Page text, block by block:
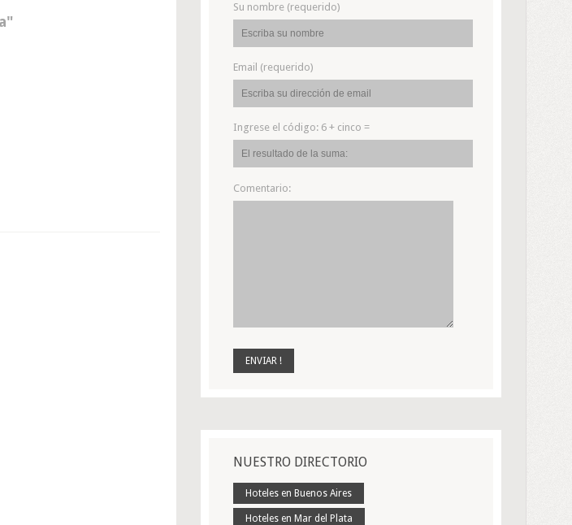
Su nombre (requerido)
Email (requerido)
Ingrese el código: 6 + cinco =
Comentario:
NUESTRO DIRECTORIO
Hoteles en Buenos Aires
Hoteles en Mar del Plata